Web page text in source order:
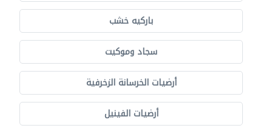
باركيه خشب
سجاد وموكيت
أرضيات الخرسانة الزخرفية
أرضيات الفينيل